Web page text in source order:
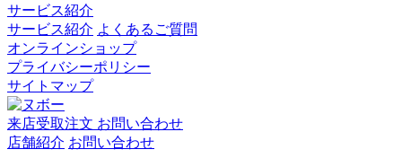
サービス紹介
サービス紹介 よくあるご質問
オンラインショップ
プライバシーポリシー
サイトマップ
来店受取注文 お問い合わせ
店舗紹介 お問い合わせ